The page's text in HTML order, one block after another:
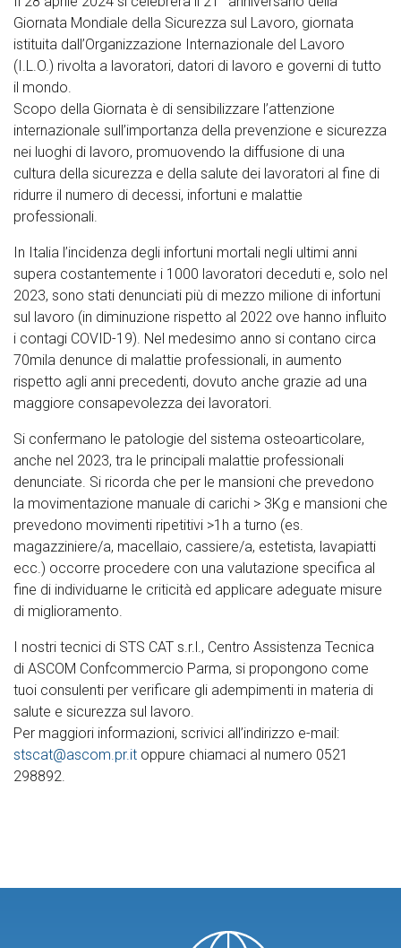
Giornata Mondiale della Sicurezza sul Lavoro, giornata
istituita dall’Organizzazione Internazionale del Lavoro
(I.L.O.) rivolta a lavoratori, datori di lavoro e governi di tutto
il mondo.
Scopo della Giornata è di sensibilizzare l’attenzione
internazionale sull’importanza della prevenzione e sicurezza
nei luoghi di lavoro, promuovendo la diffusione di una
cultura della sicurezza e della salute dei lavoratori al fine di
ridurre il numero di decessi, infortuni e malattie
professionali.
In Italia l’incidenza degli infortuni mortali negli ultimi anni
supera costantemente i 1000 lavoratori deceduti e, solo nel
2023, sono stati denunciati più di mezzo milione di infortuni
sul lavoro (in diminuzione rispetto al 2022 ove hanno influito
i contagi COVID-19). Nel medesimo anno si contano circa
70mila denunce di malattie professionali, in aumento
rispetto agli anni precedenti, dovuto anche grazie ad una
maggiore consapevolezza dei lavoratori.
Si confermano le patologie del sistema osteoarticolare,
anche nel 2023, tra le principali malattie professionali
denunciate. Si ricorda che per le mansioni che prevedono
la movimentazione manuale di carichi > 3Kg e mansioni che
prevedono movimenti ripetitivi >1h a turno (es.
magazziniere/a, macellaio, cassiere/a, estetista, lavapiatti
ecc.) occorre procedere con una valutazione specifica al
fine di individuarne le criticità ed applicare adeguate misure
di miglioramento.
I nostri tecnici di STS CAT s.r.l., Centro Assistenza Tecnica
di ASCOM Confcommercio Parma, si propongono come
tuoi consulenti per verificare gli adempimenti in materia di
salute e sicurezza sul lavoro.
Per maggiori informazioni, scrivici all’indirizzo e-mail:
stscat@ascom.pr.it oppure chiamaci al numero 0521
298892.